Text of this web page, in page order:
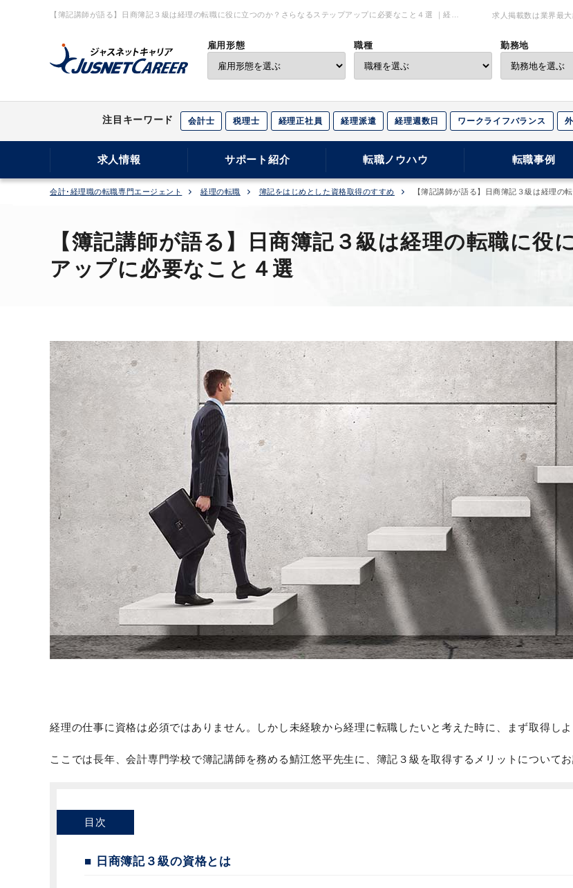
【簿記講師が語る】日商簿記３級は経理の転職に役に立つのか？さらなるステップアップに必要なこと４選 ｜経
求人掲載数は業界最大
雇用形態 職種 勤務地
注目キーワード 会計士 税理士 経理正社員 経理派遣 経理週数日 ワークライフバランス
求人情報 サポート紹介 転職ノウハウ 転職事例
会計･経理職の転職専門エージェント 経理の転職 簿記をはじめとした資格取得のすすめ 【簿記講師が語る】日商簿記３級は経理の
【簿記講師が語る】日商簿記３級は経理の転職に
アップに必要なこと４選
経理の仕事に資格は必須ではありません。しかし未経験から経理に転職したいと考えた時に、まず取得し
ここでは長年、会計専門学校で簿記講師を務める鯖江悠平先生に、簿記３級を取得するメリットについて
目次
■ 日商簿記３級の資格とは